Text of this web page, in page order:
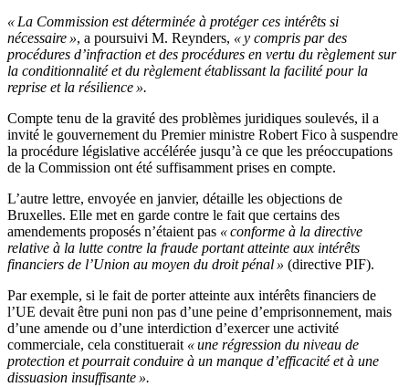
« La Commission est déterminée à protéger ces intérêts si
nécessaire », a poursuivi M. Reynders, « y compris par des
procédures d’infraction et des procédures en vertu du règlement sur
la conditionnalité et du règlement établissant la facilité pour la
reprise et la résilience ».
Compte tenu de la gravité des problèmes juridiques soulevés, il a
invité le gouvernement du Premier ministre Robert Fico à suspendre
la procédure législative accélérée jusqu’à ce que les préoccupations
de la Commission ont été suffisamment prises en compte.
L’autre lettre, envoyée en janvier, détaille les objections de
Bruxelles. Elle met en garde contre le fait que certains des
amendements proposés n’étaient pas « conforme à la directive
relative à la lutte contre la fraude portant atteinte aux intérêts
financiers de l’Union au moyen du droit pénal » (directive PIF).
Par exemple, si le fait de porter atteinte aux intérêts financiers de
l’UE devait être puni non pas d’une peine d’emprisonnement, mais
d’une amende ou d’une interdiction d’exercer une activité
commerciale, cela constituerait « une régression du niveau de
protection et pourrait conduire à un manque d’efficacité et à une
dissuasion insuffisante ».